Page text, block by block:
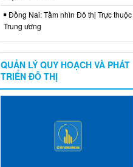
Đồng Nai: Tầm nhìn Đô thị Trực thuộc
Trung ương
QUẢN LÝ QUY HOẠCH VÀ PHÁT
TRIỂN ĐÔ THỊ